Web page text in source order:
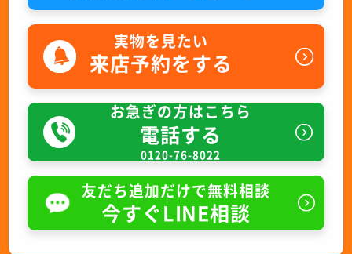
実物を見たい
来店予約をする
お急ぎの方はこちら
電話する
0120-76-8022
友だち追加だけで無料相談
今すぐLINE相談